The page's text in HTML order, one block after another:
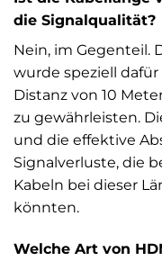
die Signalqualität?
Nein, im Gegenteil.
wurde speziell
Distanz von 10
zu gewährleisten.
und die effektive
Signalverluste, die
Kabeln bei dieser
könnten.
Welche Art von